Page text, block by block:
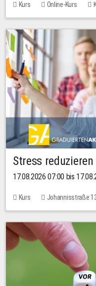
Kurs Online-Kurs
Stress
17.08.2026 07:00 bis
Kurs Johannisstraße
10,00 EUR